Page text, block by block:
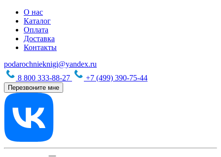
О нас
Каталог
Оплата
Доставка
Контакты
podarochnieknigi@yandex.ru
8 800 333-88-27
+7 (499) 390-75-44
Перезвоните мне